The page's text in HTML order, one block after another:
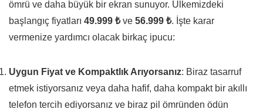
ömrü ve daha büyük bir ekran sunuyor. Ülkemizdeki
başlangıç fiyatları 49.999 ₺ve 56.999 ₺. İşte karar
vermenize yardımcı olacak birkaç ipucu:
Uygun Fiyat ve Kompaktlık Arıyorsanız: Biraz tasarruf
etmek istiyorsanız veya daha hafif, daha kompakt bir akıllı
telefon tercih ediyorsanız ve biraz pil ömründen ödün